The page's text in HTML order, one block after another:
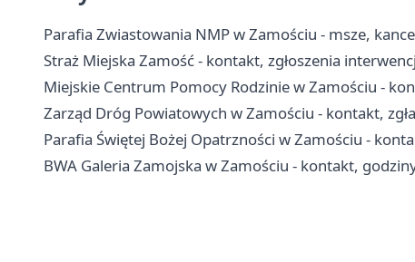
Parafia Zwiastowania NMP w Zamościu - msze,
Straż Miejska Zamość - kontakt, zgłoszenia
Miejskie Centrum Pomocy Rodzinie w Zamościu -
Zarząd Dróg Powiatowych w Zamościu - kontakt,
Parafia Świętej Bożej Opatrzności w Zamościu -
BWA Galeria Zamojska w Zamościu - kontakt,